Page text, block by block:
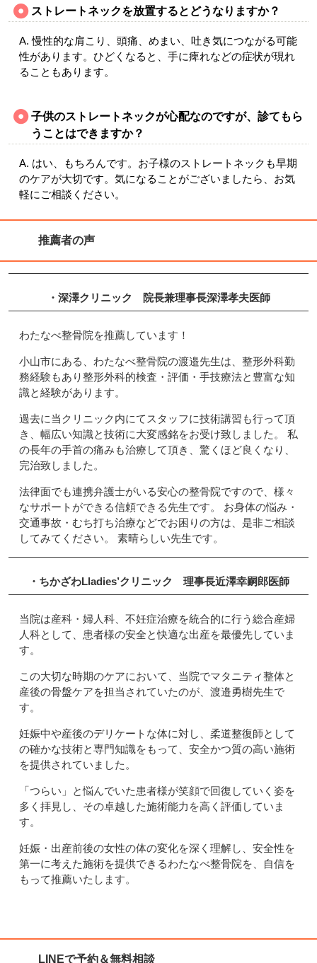
ストレートネックを放置するとどうなりますか？
A. 慢性的な肩こり、頭痛、めまい、吐き気につながる可能
性があります。ひどくなると、手に痺れなどの症状が現れ
ることもあります。
子供のストレートネックが心配なのですが、診てもら
うことはできますか？
A. はい、もちろんです。お子様のストレートネックも早期
のケアが大切です。気になることがございましたら、お気
軽にご相談ください。
推薦者の声
・深澤クリニック 院長兼理事長深澤孝夫医師
わたなべ整骨院を推薦しています！
小山市にある、わたなべ整骨院の渡邉先生は、整形外科勤
務経験もあり整形外科的検査・評価・手技療法と豊富な知
識と経験があります。
過去に当クリニック内にてスタッフに技術講習も行って頂
き、幅広い知識と技術に大変感銘をお受け致しました。 私
の長年の手首の痛みも治療して頂き、驚くほど良くなり、
完治致しました。
法律面でも連携弁護士がいる安心の整骨院ですので、様々
なサポートができる信頼できる先生です。 お身体の悩み・
交通事故・むち打ち治療などでお困りの方は、是非ご相談
してみてください。 素晴らしい先生です。
・ちかざわLladies’クリニック 理事長近澤幸嗣郎医師
当院は産科・婦人科、不妊症治療を統合的に行う総合産婦
人科として、患者様の安全と快適な出産を最優先していま
す。
この大切な時期のケアにおいて、当院でマタニティ整体と
産後の骨盤ケアを担当されていたのが、渡邉勇樹先生で
す。
妊娠中や産後のデリケートな体に対し、柔道整復師として
の確かな技術と専門知識をもって、安全かつ質の高い施術
を提供されていました。
「つらい」と悩んでいた患者様が笑顔で回復していく姿を
多く拝見し、その卓越した施術能力を高く評価していま
す。
妊娠・出産前後の女性の体の変化を深く理解し、安全性を
第一に考えた施術を提供できるわたなべ整骨院を、自信を
もって推薦いたします。
LINEで予約＆無料相談